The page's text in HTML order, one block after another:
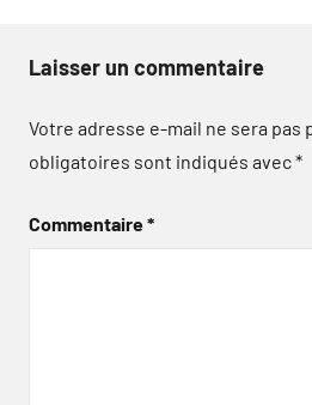
Laisser un commentaire
Votre adresse e-mail ne sera pas
obligatoires sont indiqués avec*
Commentaire*